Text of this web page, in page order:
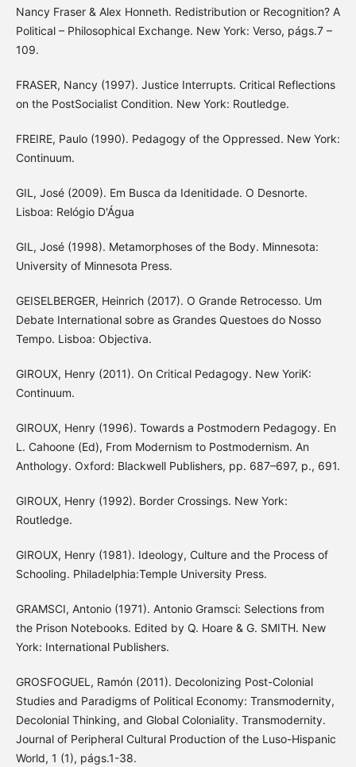
Nancy Fraser & Alex Honneth. Redistribution or Recognition? A
Political – Philosophical Exchange. New York: Verso, págs.7 –
109.
FRASER, Nancy (1997). Justice Interrupts. Critical Reflections
on the PostSocialist Condition. New York: Routledge.
FREIRE, Paulo (1990). Pedagogy of the Oppressed. New York:
Continuum.
GIL, José (2009). Em Busca da Idenitidade. O Desnorte.
Lisboa: Relógio D'Água
GIL, José (1998). Metamorphoses of the Body. Minnesota:
University of Minnesota Press.
GEISELBERGER, Heinrich (2017). O Grande Retrocesso. Um
Debate International sobre as Grandes Questoes do Nosso
Tempo. Lisboa: Objectiva.
GIROUX, Henry (2011). On Critical Pedagogy. New YoriK:
Continuum.
GIROUX, Henry (1996). Towards a Postmodern Pedagogy. En
L. Cahoone (Ed), From Modernism to Postmodernism. An
Anthology. Oxford: Blackwell Publishers, pp. 687–697, p., 691.
GIROUX, Henry (1992). Border Crossings. New York:
Routledge.
GIROUX, Henry (1981). Ideology, Culture and the Process of
Schooling. Philadelphia:Temple University Press.
GRAMSCI, Antonio (1971). Antonio Gramsci: Selections from
the Prison Notebooks. Edited by Q. Hoare & G. SMITH. New
York: International Publishers.
GROSFOGUEL, Ramón (2011). Decolonizing Post-Colonial
Studies and Paradigms of Political Economy: Transmodernity,
Decolonial Thinking, and Global Coloniality. Transmodernity.
Journal of Peripheral Cultural Production of the Luso-Hispanic
World, 1 (1), págs.1-38.